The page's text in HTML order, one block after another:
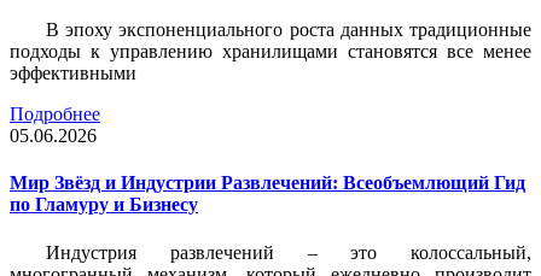
В эпоху экспоненциального роста данных традиционные
подходы к управлению хранилищами становятся все менее
эффективными
Подробнее
05.06.2026
Мир Звёзд и Индустрии Развлечений: Всеобъемлющий Гид
по Гламуру и Бизнесу
Индустрия развлечений – это колоссальный,